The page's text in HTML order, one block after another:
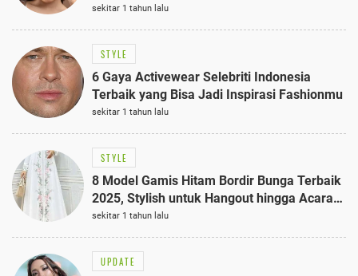
sekitar 1 tahun lalu
STYLE
6 Gaya Activewear Selebriti Indonesia
Terbaik yang Bisa Jadi Inspirasi Fashionmu
sekitar 1 tahun lalu
STYLE
8 Model Gamis Hitam Bordir Bunga Terbaik
2025, Stylish untuk Hangout hingga Acara
Semi-Formal
sekitar 1 tahun lalu
UPDATE